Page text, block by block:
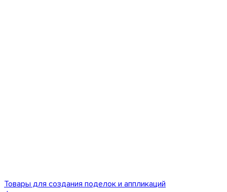
Товары для создания поделок и аппликаций